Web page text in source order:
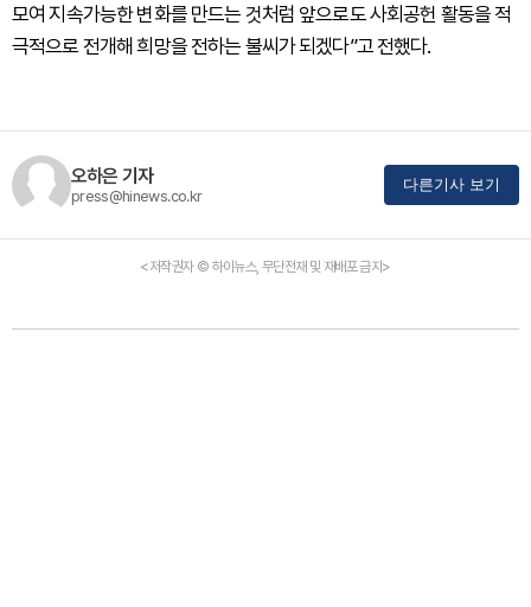
모여 지속가능한 변화를 만드는 것처럼 앞으로도 사회공헌 활동을 적
극적으로 전개해 희망을 전하는 불씨가 되겠다”고 전했다.
오하은 기자
press@hinews.co.kr
다른기사 보기
<저작권자 © 하이뉴스, 무단전재 및 재배포 금지>